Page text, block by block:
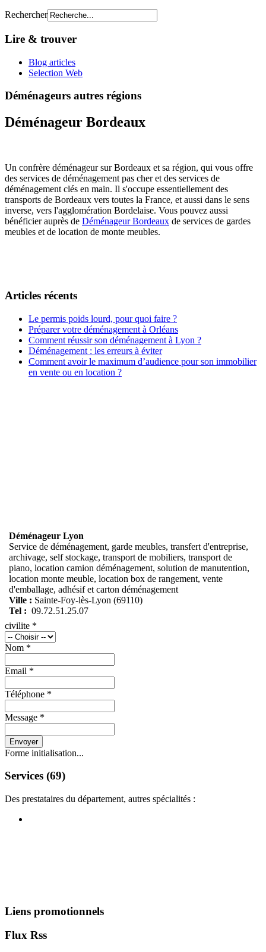
Rechercher
Lire & trouver
Blog articles
Selection Web
Déménageurs autres régions
Déménageur Bordeaux
Un confrère déménageur sur Bordeaux et sa région, qui vous offre
des services de déménagement pas cher et des services de
déménagement clés en main. Il s'occupe essentiellement des
transports de Bordeaux vers toutes la France, et aussi dans le sens
inverse, vers l'agglomération Bordelaise. Vous pouvez aussi
bénéficier auprès de Déménageur Bordeaux de services de gardes
meubles et de location de monte meubles.
Articles récents
Le permis poids lourd, pour quoi faire ?
Préparer votre déménagement à Orléans
Comment réussir son déménagement à Lyon ?
Déménagement : les erreurs à éviter
Comment avoir le maximum d’audience pour son immobilier
en vente ou en location ?
Déménageur Lyon
Service de déménagement, garde meubles, transfert d'entreprise,
archivage, self stockage, transport de mobiliers, transport de
piano, location camion déménagement, solution de manutention,
location monte meuble, location box de rangement, vente
d'emballage, adhésif et carton déménagement
Ville : Sainte-Foy-lès-Lyon (69110)
Tel : 09.72.51.25.07
civilite *
Nom *
Email *
Téléphone *
Message *
Envoyer
Forme initialisation...
Services (69)
Des prestataires du département, autres spécialités :
Liens promotionnels
Flux Rss